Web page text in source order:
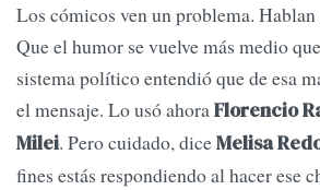
Los cómicos ven un problema.
Que el humor se vuelve más medio
sistema político entendió que de esa
el mensaje. Lo usó ahoraFlorencio
Milei. Pero cuidado, diceMelisa
fines estás respondiendo al hacer ese